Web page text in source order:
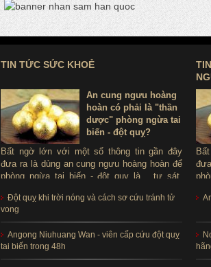
TIN TỨC SỨC KHOẺ
An cung ngưu hoàng
hoàn có phải là "thần
dược" phòng ngừa tai
biến - đột quỵ?
Bất ngờ lớn với một số thông tin gần đây
đưa ra là dùng an cung ngưu hoàng hoàn để
phòng ngừa tai biến - đột quỵ là ...tự sát.
để phòng tai biến - đột quỵ không?
Đột quỵ khi trời nóng và cách sơ cứu tránh tử
vong
Angong Niuhuang Wan - viên cấp cứu đột quỵ
tai biến trong 48h
để